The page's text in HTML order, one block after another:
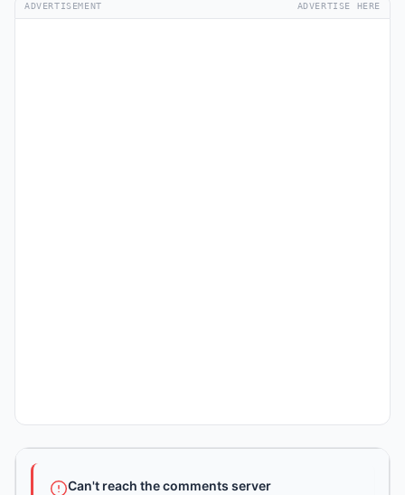
ADVERTISEMENT ADVERTISE HERE
Can't reach the comments server